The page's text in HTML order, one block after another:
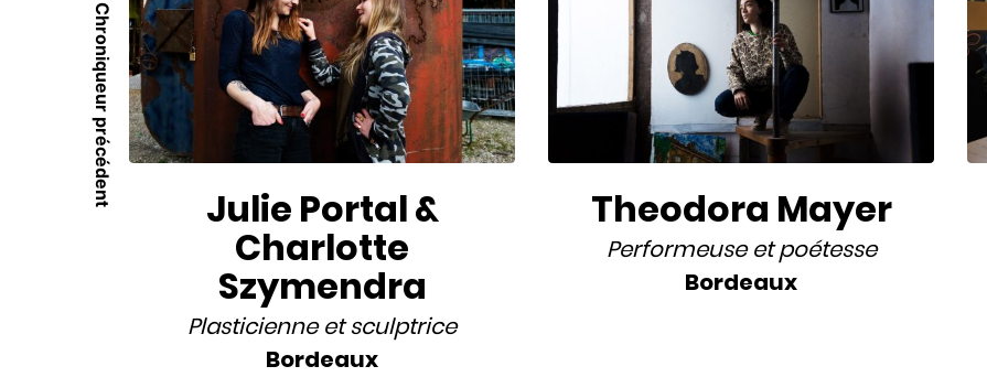
Julie Portal &
Charlotte
Szymendra
Plasticienneetsculptrice
Bordeaux
Theodora Mayer
Performeuseetpoétesse
Bordeaux
Chroniqueur précédent